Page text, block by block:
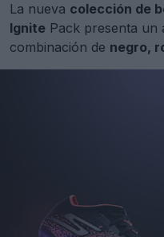
La nueva colección de
Ignite Pack presenta un
combinación de negro,